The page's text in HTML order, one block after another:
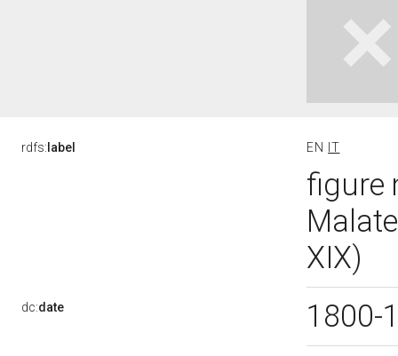
rdfs: label EN IT
figure
XIX)
dc:date 1800-